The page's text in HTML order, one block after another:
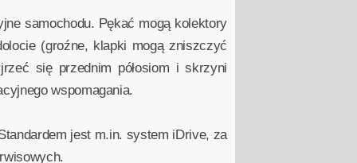
samochodu. Pękać mogą kolektory
(groźne, klapki mogą zniszczyć
się przednim półosiom i skrzyni
wspomagania.
jest m.in. system iDrive, za